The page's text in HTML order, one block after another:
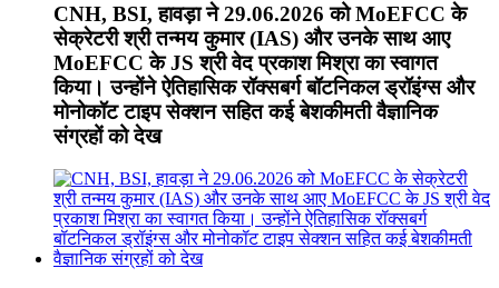
CNH, BSI, हावड़ा ने 29.06.2026 को MoEFCC के
सेक्रेटरी श्री तन्मय कुमार (IAS) और उनके साथ आए
MoEFCC के JS श्री वेद प्रकाश मिश्रा का स्वागत
किया। उन्होंने ऐतिहासिक रॉक्सबर्ग बॉटनिकल ड्रॉइंग्स और
मोनोकॉट टाइप सेक्शन सहित कई बेशकीमती वैज्ञानिक
संग्रहों को देख